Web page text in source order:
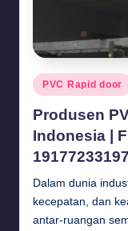
Posted
in
PVC Rapid door
Produsen
Indonesia |
Dalam dunia
kecepatan, dan
antar-ruangan